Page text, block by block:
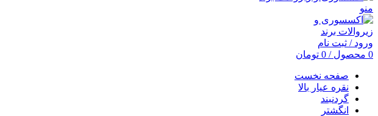
منو
ورود / ثبت نام
0 محصول /
0 تومان
صفحه نخست
نقره عیار بالا
گردنبند
انگشتر